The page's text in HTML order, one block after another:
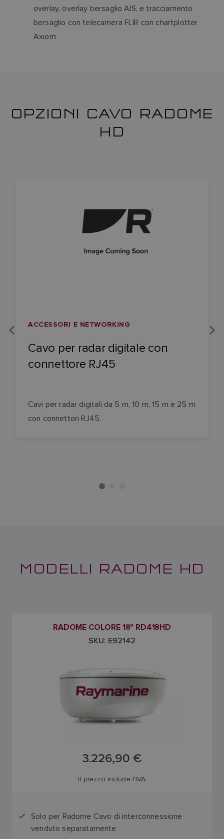
overlay, overlay bersaglio AIS, e tracciamento
bersaglio con telecamera FLIR con chartplotter
Axiom
OPZIONI CAVO RADOME
HD
ACCESSORI E NETWORKING
Cavo per radar digitale con
connettore RJ45
Cavi per radar digitali da 5 m, 10 m, 15 m e 25 m
con connettori RJ45.
MODELLI RADOME HD
RADOME COLORE 18" RD418HD
SKU: E92142
3.226,90 €
Il prezzo include l'IVA
Solo per Radome Cavo di interconnessione
venduto separatamente